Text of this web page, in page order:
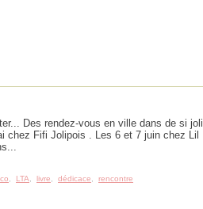
Des rendez-vous en ville dans de si joli
chez Fifi Jolipois . Les 6 et 7 juin chez Lil
LTA livre dédicace rencontre